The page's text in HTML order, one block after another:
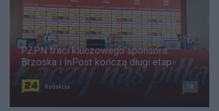
PZPN traci kluczowego sponsora.
Brzoska i InPost kończą długi etap
Redakcja 18